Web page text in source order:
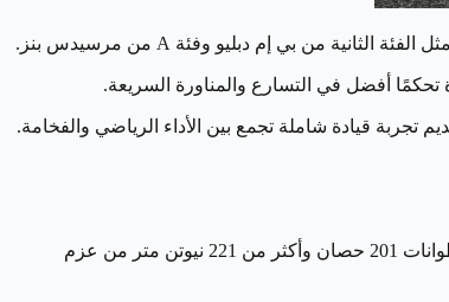
تأتي سيارة أودي A3 2024 بمحرك رباعي الإسطوانات مع نظام هجين لتحسين كفاءة الوقود، وتنتج هذه الخلطة بين النظام الهجين والمحرك رباعي الإسطوانات 201 حصان وأكثر من 221 نيوتن متر من عزم